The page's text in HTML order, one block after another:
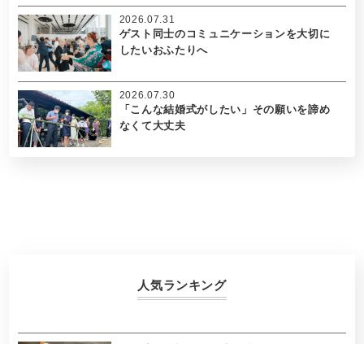
ゲスト同士のコミュニケーションを大切に
したいおふたりへ
2026.07.31
「こんな結婚式がしたい」その願いを諦め
なくて大丈夫
2026.07.30
人気ランキング